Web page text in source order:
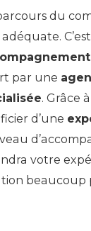
du
par une
. Grâce
d’une
votre
beaucoup